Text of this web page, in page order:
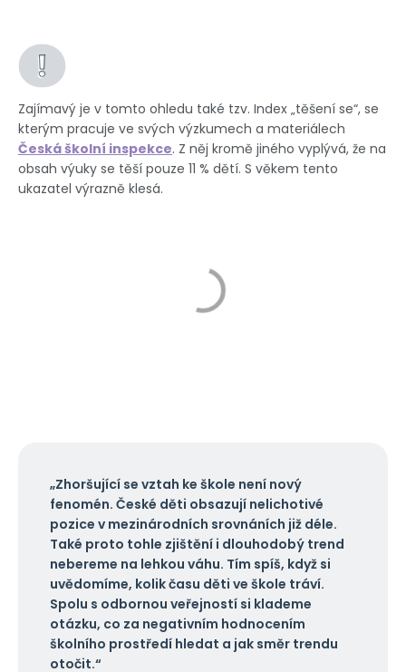
Zajímavý je v tomto ohledu také tzv. Index „těšení se“, se
kterým pracuje ve svých výzkumech a materiálech
Česká školní inspekce. Z něj kromě jiného vyplývá, že na
obsah výuky se těší pouze 11 % dětí. S věkem tento
ukazatel výrazně klesá.
„Zhoršující se vztah ke škole není nový
fenomén. České děti obsazují nelichotivé
pozice v mezinárodních srovnáních již déle.
Také proto tohle zjištění i dlouhodobý trend
nebereme na lehkou váhu. Tím spíš, když si
uvědomíme, kolik času děti ve škole tráví.
Spolu s odbornou veřejností si klademe
otázku, co za negativním hodnocením
školního prostředí hledat a jak směr trendu
otočit.“